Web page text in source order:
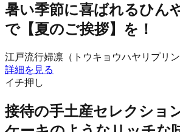
暑い季節に喜ばれるひん
で【夏のご挨拶】を！
江戸流行婦凛（トウキョウハヤリプリン
詳細を見る
イチ押し
接待の手土産セレクショ